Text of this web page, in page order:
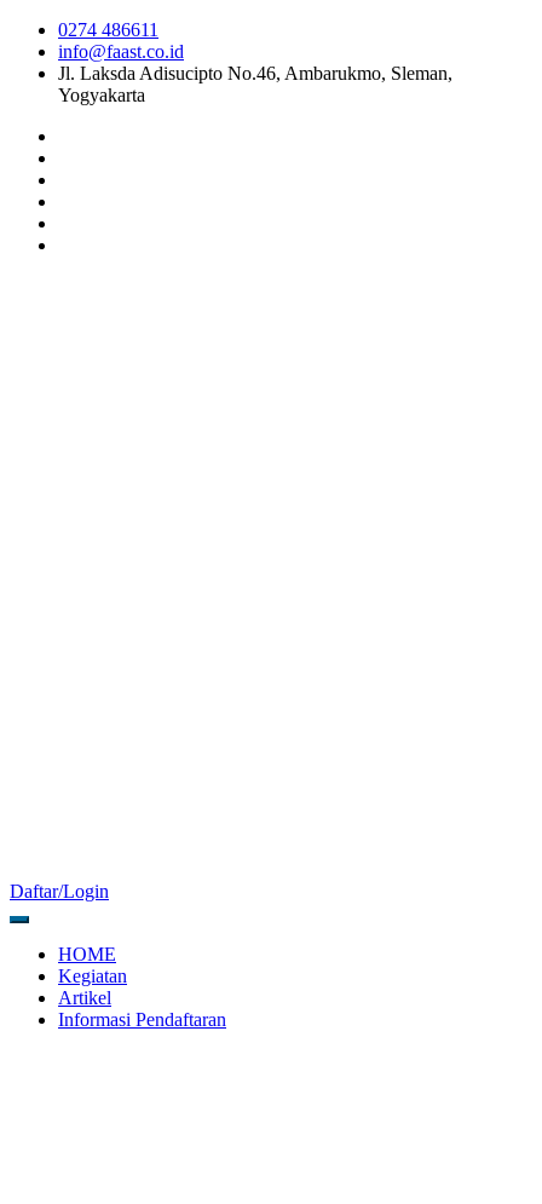
0274 486611
info@faast.co.id
Jl. Laksda Adisucipto No.46, Ambarukmo, Sleman,
Yogyakarta
Daftar/Login
HOME
Kegiatan
Artikel
Informasi Pendaftaran